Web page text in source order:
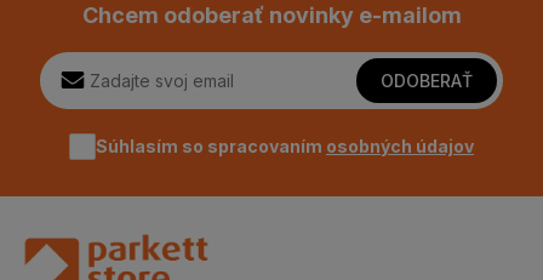
Chcem odoberať novinky e-mailom
ODOBERAŤ
Súhlasím so spracovaním osobných údajov